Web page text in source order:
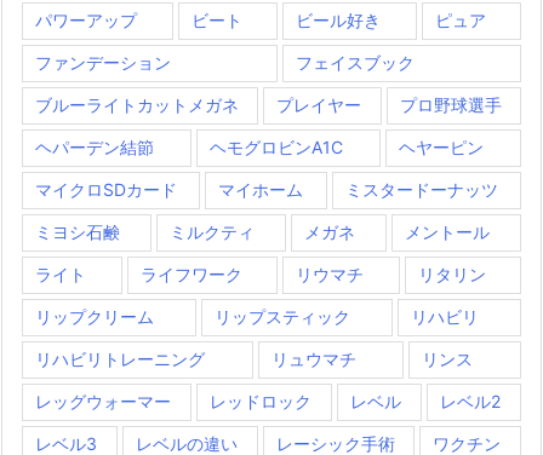
パワーアップ ビート ビール好き ピュア
ファンデーション フェイスブック
ブルーライトカットメガネ プレイヤー プロ野球選手
ヘパーデン結節 ヘモグロビンA1C ヘヤーピン
マイクロSDカード マイホーム ミスタードーナッツ
ミヨシ石鹸 ミルクティ メガネ メントール
ライト ライフワーク リウマチ リタリン
リップクリーム リップスティック リハビリ
リハビリトレーニング リュウマチ リンス
レッグウォーマー レッドロック レベル レベル2
レベル3 レベルの違い レーシック手術 ワクチン